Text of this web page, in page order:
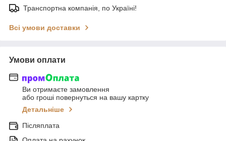
Транспортна компанія, по Україні!
Всі умови доставки
Умови оплати
Ви отримаєте замовлення
або гроші повернуться на вашу картку
Детальніше
Післяплата